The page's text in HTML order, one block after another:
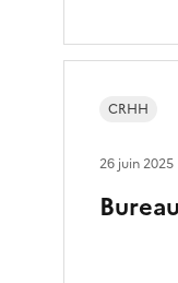
CRHH
26 juin 2025